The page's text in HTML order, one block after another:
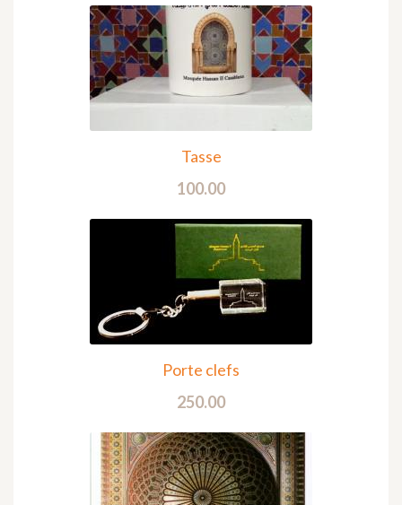
Tasse
100.00
Porte clefs
250.00